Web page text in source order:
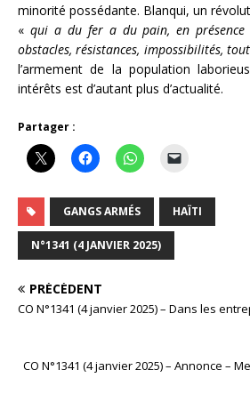
minorité possédante. Blanqui, un
« qui a du fer a du pain, en présence
obstacles, résistances, impossibilités,
l’armement de la population
intérêts est d’autant plus d’actualité.
Partager :
GANGS ARMÉS HAÏTI
N°1341 (4 JANVIER 2025)
PRÉCÉDENT
CO N°1341 (4 janvier 2025) – Dans les
CO N°1341 (4 janvier 2025) – Annonce –